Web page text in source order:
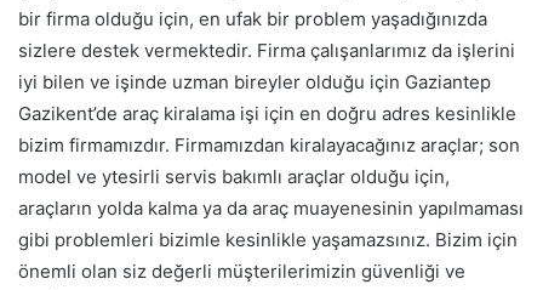
bir firma olduğu için, en ufak bir problem yaşadığınızda
sizlere destek vermektedir. Firma çalışanlarımız da işlerini
iyi bilen ve işinde uzman bireyler olduğu için Gaziantep
Gazikent’de araç kiralama işi için en doğru adres kesinlikle
bizim firmamızdır. Firmamızdan kiralayacağınız araçlar; son
model ve ytesirli servis bakımlı araçlar olduğu için,
araçların yolda kalma ya da araç muayenesinin yapılmaması
gibi problemleri bizimle kesinlikle yaşamazsınız. Bizim için
önemli olan siz değerli müşterilerimizin güvenliği ve